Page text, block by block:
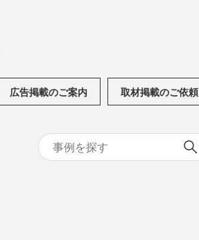
広告掲載のご案内 取材掲載のご依頼